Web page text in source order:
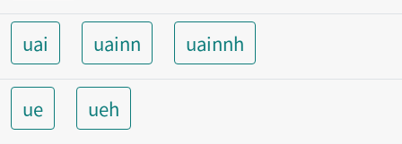
uai uainn uainnh
ue ueh